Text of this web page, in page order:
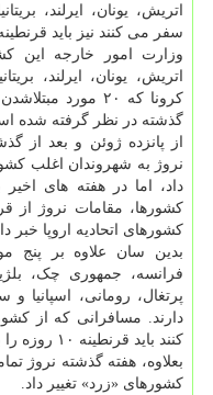
اتریش، یونان، ایرلند،
سفر می کنند نیز باید قرنطینه ۱۰ روزه را سپری
وزارت امور خارجه این
اتریش، یونان، ایرلند،
گذشته در نظر گرفته شده
از پانزده ژوئن و بعد
نروژ به شهروندان اغلب
داد، اما در هفته های
کشورها، مقامات نروژ از
کشورهای اتحادیه اروپا خبر
بدین سان علاوه بر پنج
فرانسه، جمهوری چک،
پرتغال، رومانی، اسپانیا
دارند. مسافرانی که از
کنند باید قرنطینه ۱۰ روزه را بگذارنند.
بعلاوه، هفته گذشته نروژ
کشورهای «زرد» تغییر داد.